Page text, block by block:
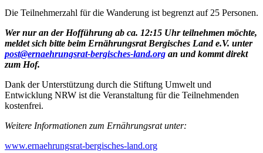
Die Teilnehmerzahl für die Wanderung ist begrenzt auf 25 Personen.
Wer nur an der Hofführung ab ca. 12:15 Uhr teilnehmen möchte,
meldet sich bitte beim Ernährungsrat Bergisches Land e.V. unter
post@ernaehrungsrat-bergisches-land.org an und kommt direkt
zum Hof.
Dank der Unterstützung durch die Stiftung Umwelt und
Entwicklung NRW ist die Veranstaltung für die Teilnehmenden
kostenfrei.
Weitere Informationen zum Ernährungsrat unter:
www.ernaehrungsrat-bergisches-land.org